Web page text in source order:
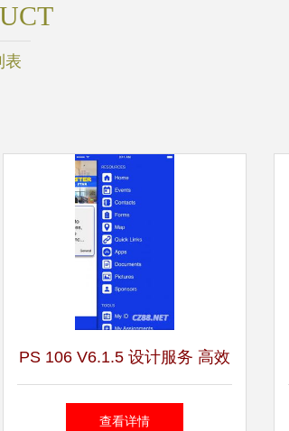
表
PS 106 V6.1.5 设计服务 高效
与人性化的融合
查看详情